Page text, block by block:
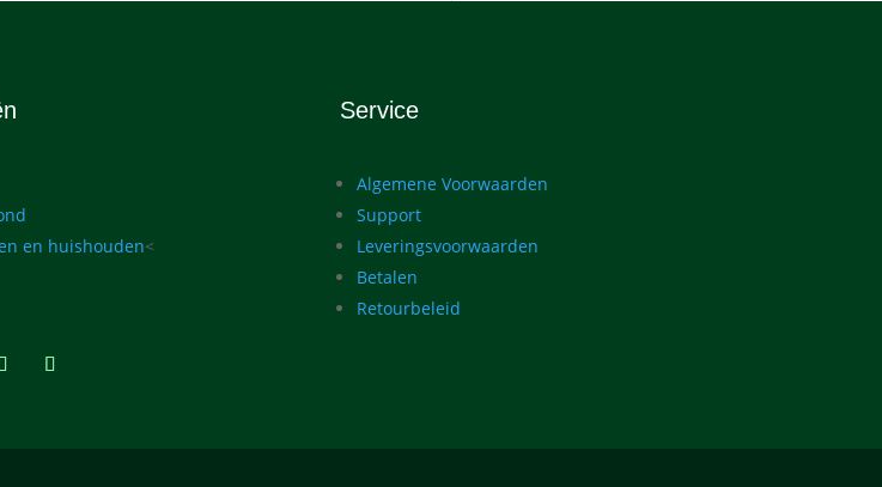
en huishouden<
Service
Algemene Voorwaarden
Support
Leveringsvoorwaarden
Betalen
Retourbeleid